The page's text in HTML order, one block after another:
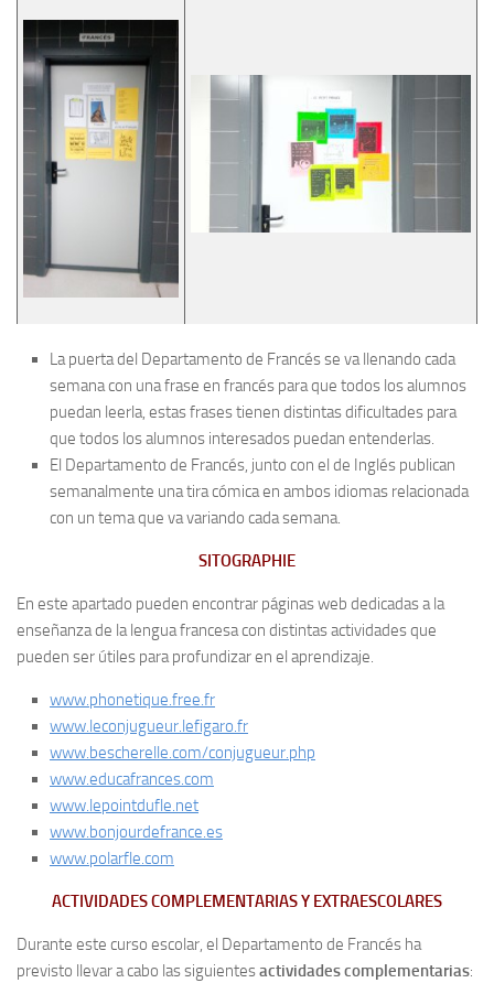
La puerta del Departamento de Francés se va llenando cada
semana con una frase en francés para que todos los alumnos
puedan leerla, estas frases tienen distintas dificultades para
que todos los alumnos interesados puedan entenderlas.
El Departamento de Francés, junto con el de Inglés publican
semanalmente una tira cómica en ambos idiomas relacionada
con un tema que va variando cada semana.
SITOGRAPHIE
En este apartado pueden encontrar páginas web dedicadas a la
enseñanza de la lengua francesa con distintas actividades que
pueden ser útiles para profundizar en el aprendizaje.
www.phonetique.free.fr
www.leconjugueur.lefigaro.fr
www.bescherelle.com/conjugueur.php
www.educafrances.com
www.lepointdufle.net
www.bonjourdefrance.es
www.polarfle.com
ACTIVIDADES COMPLEMENTARIAS Y EXTRAESCOLARES
Durante este curso escolar, el Departamento de Francés ha
previsto llevar a cabo las siguientesactividades complementarias: